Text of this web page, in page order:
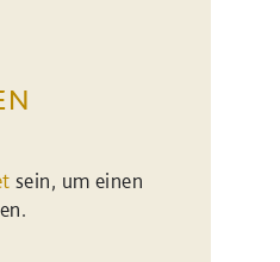
sein, um einen